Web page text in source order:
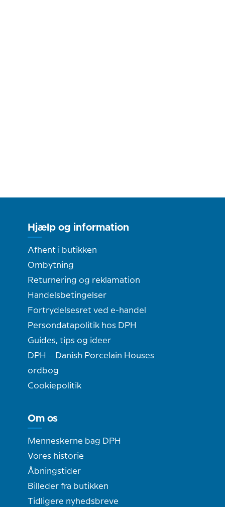
Hjælp og information
Afhent i butikken
Ombytning
Returnering og reklamation
Handelsbetingelser
Fortrydelsesret ved e-handel
Persondatapolitik hos DPH
Guides, tips og ideer
DPH – Danish Porcelain Houses
ordbog
Cookiepolitik
Om os
Menneskerne bag DPH
Vores historie
Åbningstider
Billeder fra butikken
Tidligere nyhedsbreve